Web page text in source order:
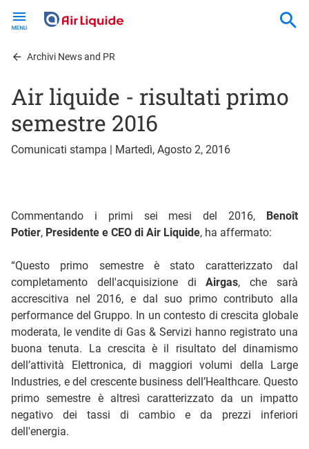
contentArchivi News and PR
Air liquide - risultati primo
semestre 2016
Comunicati stampa | Martedì, Agosto 2, 2016
Commentando i primi sei mesi del 2016, Benoît
Potier, Presidente e CEO di Air Liquide, ha affermato:
“Questo primo semestre è stato caratterizzato dal
completamento dell'acquisizione diAirgas, che sarà
accrescitiva nel 2016, e dal suo primo contributo alla
performance del Gruppo. In un contesto di crescita globale
moderata, le vendite di Gas & Servizi hanno registrato una
buona tenuta. La crescita è il risultato del dinamismo
dell’attività Elettronica, di maggiori volumi della Large
Industries, e del crescente business dell’Healthcare. Questo
primo semestre è altresì caratterizzato da un impatto
negativo dei tassi di cambio e da prezzi inferiori
dell'energia.